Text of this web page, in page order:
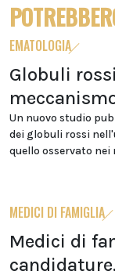
EMATOLOGIA
Globuli
Un nuovo studio
dei globuli rossi
quello osservato
MEDICI DI FAMIGLIA
Medici di